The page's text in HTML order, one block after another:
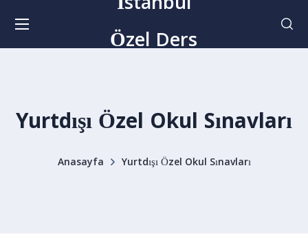
Özel Ders
Yurtdışı Özel Okul Sınavları
Anasayfa Yurtdışı Özel Okul Sınavları